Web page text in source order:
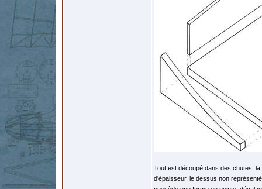
Tout est découpé dans des chutes:
d'épaisseur, le dessus non